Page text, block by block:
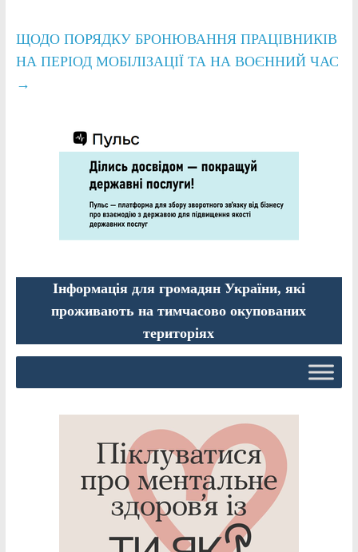
ЩОДО ПОРЯДКУ БРОНЮВАННЯ ПРАЦІВНИКІВ
НА ПЕРІОД МОБІЛІЗАЦІЇ ТА НА ВОЄННИЙ ЧАС
→
Інформація для громадян України, які
проживають на тимчасово окупованих
територіях